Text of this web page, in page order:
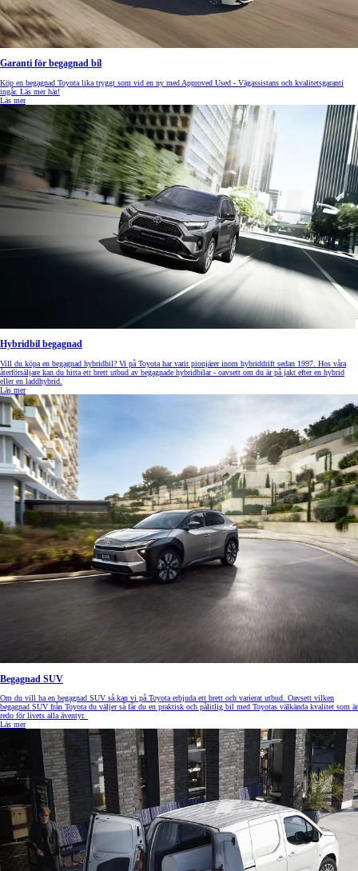
Garanti för begagnad bil
Köp en begagnad Toyota lika tryggt som vid en ny med Approved Used - Vägassistans och kvalitetsgaranti
ingår. Läs mer här!
Läs mer
Hybridbil begagnad
Vill du köpa en begagnad hybridbil? Vi på Toyota har varit pionjärer inom hybriddrift sedan 1997. Hos våra
återförsäljare kan du hitta ett brett utbud av begagnade hybridbilar - oavsett om du är på jakt efter en hybrid
eller en laddhybrid.
Läs mer
Begagnad SUV
Om du vill ha en begagnad SUV så kan vi på Toyota erbjuda ett brett och varierat utbud. Oavsett vilken
begagnad SUV från Toyota du väljer så får du en praktisk och pålitlig bil med Toyotas välkända kvalitet som är
redo för livets alla äventyr.
Läs mer